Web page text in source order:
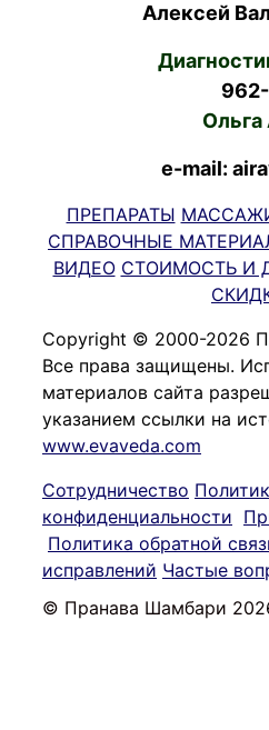
Алексей
Ольга
e-mail:
ПРЕПАРАТЫ
СПРАВОЧНЫЕ
ВИДЕО СТОИМОСТЬ И
Copyright © 2000-2026
Все права защищены.
материалов сайта
указанием ссылки на
www.evaveda.com
Сотрудничество
конфиденциальности
Политика обратной
исправлений Частые
© Пранава Шамбари